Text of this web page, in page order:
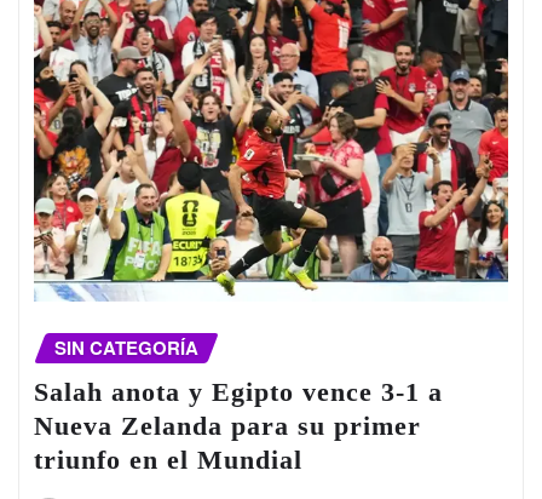
SIN CATEGORÍA
Salah anota y Egipto vence 3-1 a
Nueva Zelanda para su primer
triunfo en el Mundial